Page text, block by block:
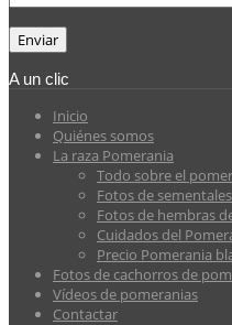
A un clic
Inicio
Quiénes somos
La raza Pomerania
Todo sobre el
Fotos de
Fotos de hembras
Cuidados del
Precio Pomerania
Fotos de cachorros de
Vídeos de pomeranias
Contactar